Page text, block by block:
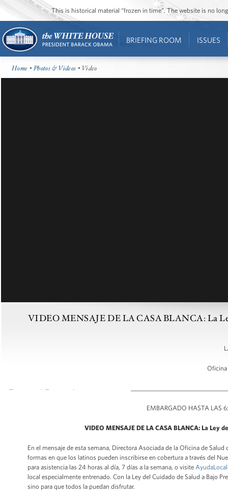
This is historical material “frozen in time”. The website is no
BRIEFING ROOM ISSUES
Home •Photos & Videos • Video
VIDEO MENSAJE DE LA CASA BLANCA: La
Oficina
EMBARGADO HASTA LAS
VIDEO MENSAJE DE LA CASA BLANCA: La Ley
En el mensaje de esta semana, Directora Asociada de la Oficina de
formas en que los latinos pueden inscribirse en cobertura a través del
para asistencia las 24 horas al día, 7 días a la semana, o visite
local especialmente entrenado. Con la Ley del Cuidado de Salud a Bajo
sino para que todos la puedan disfrutar.